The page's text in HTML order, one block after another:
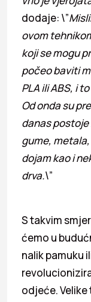
dodaje: \”
ovom
koji se mogu
počeo baviti
PLA ili ABS, i
Od onda su
danas
gume,
dojam kao i
drva.\”
S takvim
ćemo u
nalik pamuku
odjeće.